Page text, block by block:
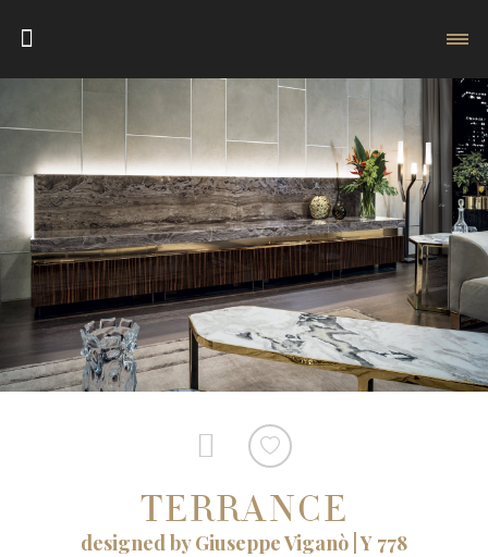
TERRANCE
designed by Giuseppe Viganò | Y 778